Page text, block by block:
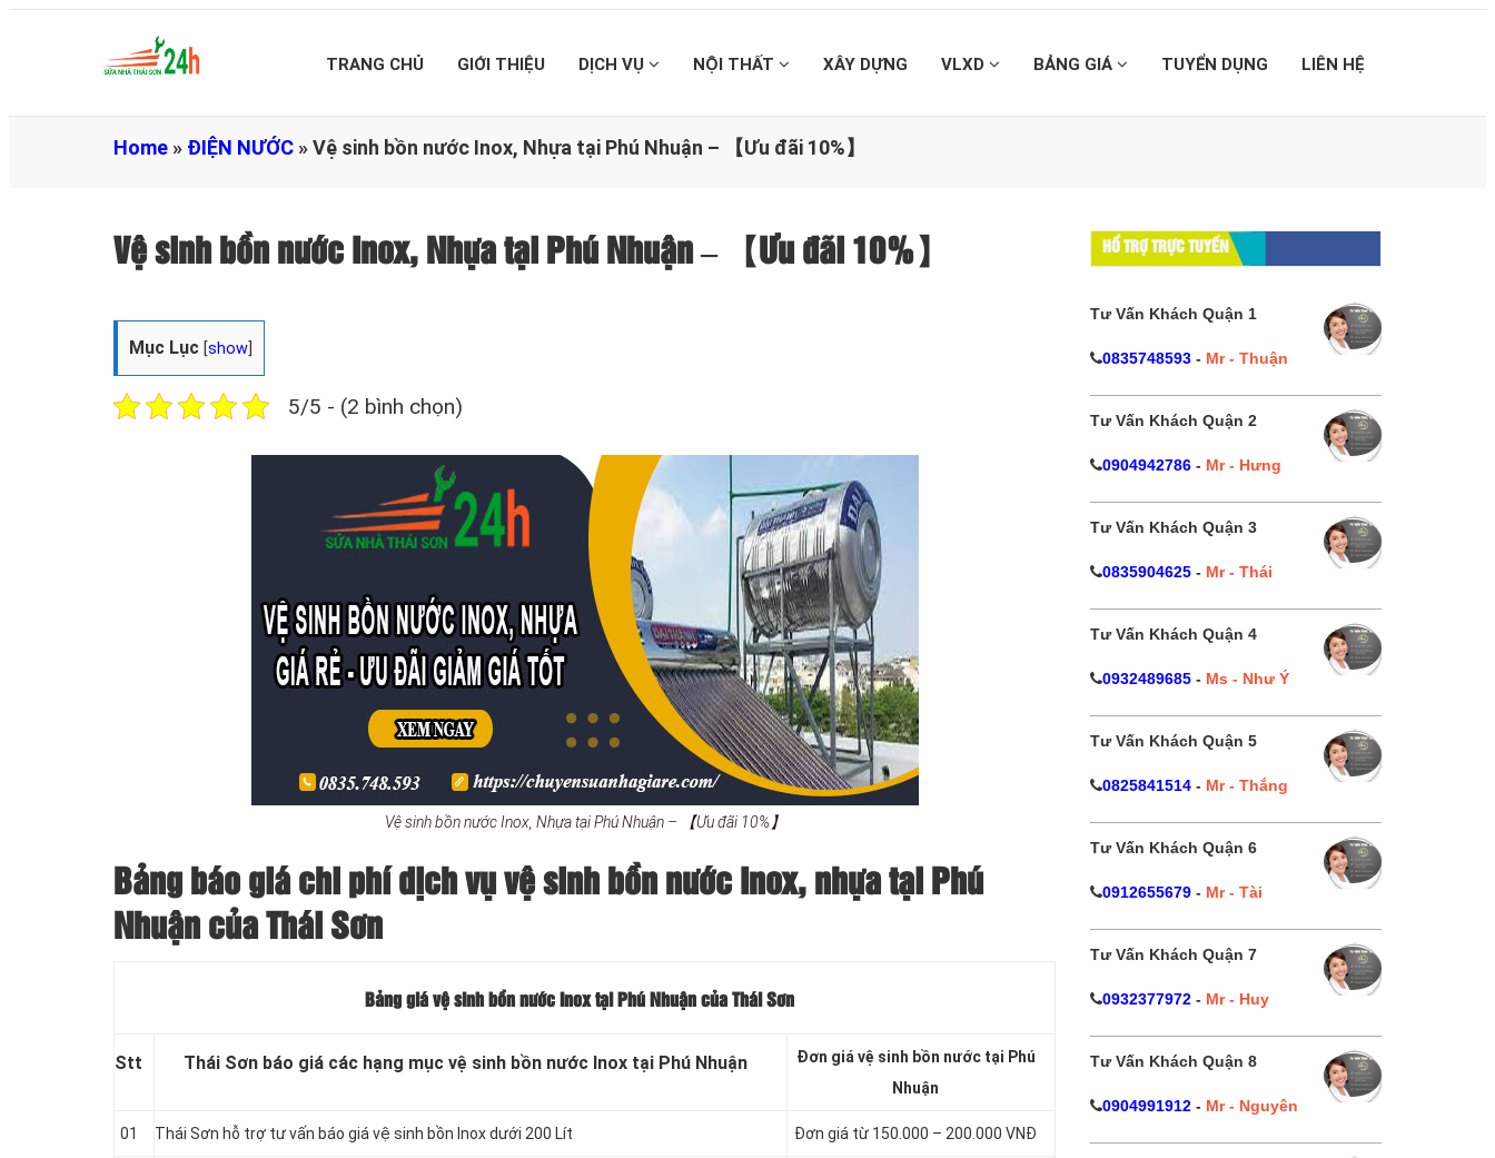
TRANG CHỦ GIỚI THIỆU DỊCH VỤ NỘI THẤT XÂY DỰNG VLXD BẢNG GIÁ TUYỂN DỤNG LIÊN HỆ
Home » ĐIỆN NƯỚC »Vệ sinh bồn nước Inox, Nhựa tại Phú Nhuận – 【Ưu đãi 10%】
Vệ sinh bồn nước Inox, Nhựa tại Phú Nhuận – 【Ưu đãi 10%】
Mục Lục [show
5/5 - (2 bình chọn)
Vệ sinh bồn nước Inox, Nhựa tại Phú Nhuận – 【Ưu đãi 10%】
Bảng báo giá chi phí dịch vụ vệ sinh bồn nước Inox, nhựa tại Phú
Nhuận của Thái Sơn
Bảng giá vệ sinh bồn nước Inox tại Phú Nhuận của Thái Sơn
Stt Thái Sơn báo giá các hạng mục vệ sinh bồn nước Inox tại Phú Nhuận
Đơn giá vệ sinh bồn nước tại Phú
Nhuận
01 Thái Sơn hỗ trợ tư vấn báo giá vệ sinh bồn Inox dưới 200 Lít Đơn giá từ 150.000 – 200.000 VNĐ
HỔ TRỢ TRỰC TUYẾN
Tư Vấn Khách Quận 1
0835748593- Mr - Thuận
Tư Vấn Khách Quận 2
0904942786- Mr - Hưng
Tư Vấn Khách Quận 3
0835904625- Mr - Thái
Tư Vấn Khách Quận 4
0932489685- Ms - Như Ý
Tư Vấn Khách Quận 5
0825841514- Mr - Thắng
Tư Vấn Khách Quận 6
0912655679- Mr - Tài
Tư Vấn Khách Quận 7
0932377972- Mr - Huy
Tư Vấn Khách Quận 8
0904991912- Mr - Nguyên